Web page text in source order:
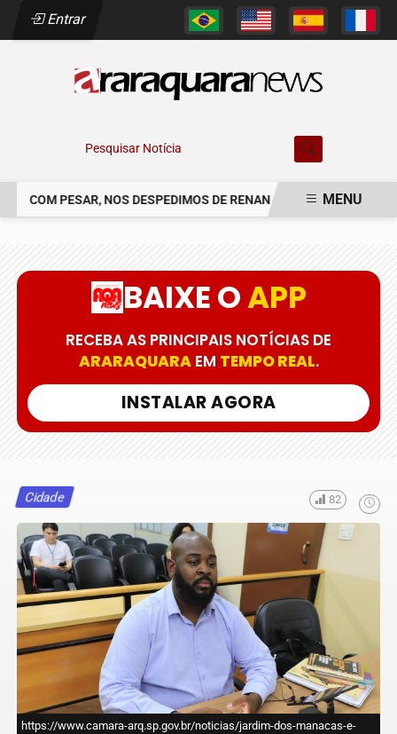
Entrar
Pesquisar Notícia
COM PESAR, NOS DESPEDIMOS DE RENAN SOARES DE CAMPOS
MENU
BAIXE OAPP
RECEBA AS PRINCIPAIS NOTÍCIAS DE
ARARAQUARAEM TEMPO REAL.
INSTALAR AGORA
Cidade 82
https://www.camara-arq.sp.gov.br/noticias/jardim-dos-manacas-e-